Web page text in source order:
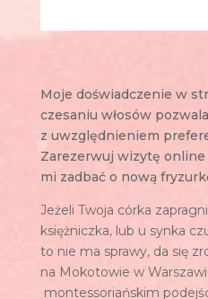
Moje doświadczenie w
czesaniu włosów
z uwzględnieniem
Zarezerwuj wizytę
mi zadbać o nową
Jeżeli Twoja córka
księżniczka, lub u synka
to nie ma sprawy, da się
na Mokotowie w
montessoriańskim